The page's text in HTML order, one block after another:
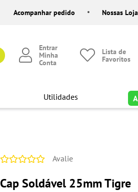
Acompanhar pedido Nossas
Entrar
Minha
Conta
Lista de
Favoritos
Utilidades
Avalie
Cap Soldável 25mm Tigre